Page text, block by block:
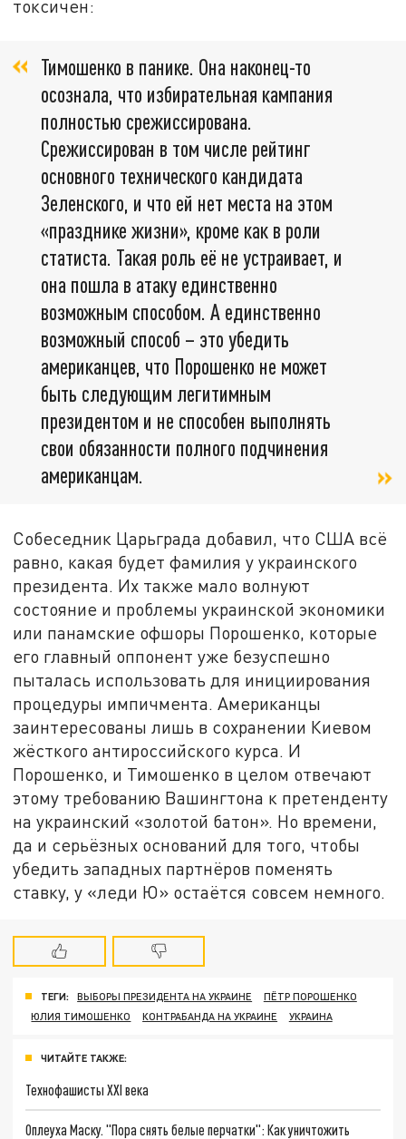
токсичен:
Тимошенко в панике. Она наконец-то
осознала, что избирательная кампания
полностью срежиссирована.
Срежиссирован в том числе рейтинг
основного технического кандидата
Зеленского, и что ей нет места на этом
«празднике жизни», кроме как в роли
статиста. Такая роль её не устраивает, и
она пошла в атаку единственно
возможным способом. А единственно
возможный способ – это убедить
американцев, что Порошенко не может
быть следующим легитимным
президентом и не способен выполнять
свои обязанности полного подчинения
американцам.
Собеседник Царьграда добавил, что США всё
равно, какая будет фамилия у украинского
президента. Их также мало волнуют
состояние и проблемы украинской экономики
или панамские офшоры Порошенко, которые
его главный оппонент уже безуспешно
пыталась использовать для инициирования
процедуры импичмента. Американцы
заинтересованы лишь в сохранении Киевом
жёсткого антироссийского курса. И
Порошенко, и Тимошенко в целом отвечают
этому требованию Вашингтона к претенденту
на украинский «золотой батон». Но времени,
да и серьёзных оснований для того, чтобы
убедить западных партнёров поменять
ставку, у «леди Ю» остаётся совсем немного.
ТЕГИ: ВЫБОРЫ ПРЕЗИДЕНТА НА УКРАИНЕ
ПЁТР ПОРОШЕНКО
ЮЛИЯ ТИМОШЕНКО
КОНТРАБАНДА НА УКРАИНЕ УКРАИНА
ЧИТАЙТЕ ТАКЖЕ:
Технофашисты XXI века
Оплеуха Маску. "Пора снять белые перчатки": Как уничтожить